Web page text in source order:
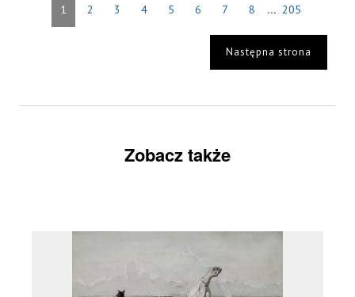
1 2 3 4 5 6 7 8 ... 205
Następna strona
Zobacz także